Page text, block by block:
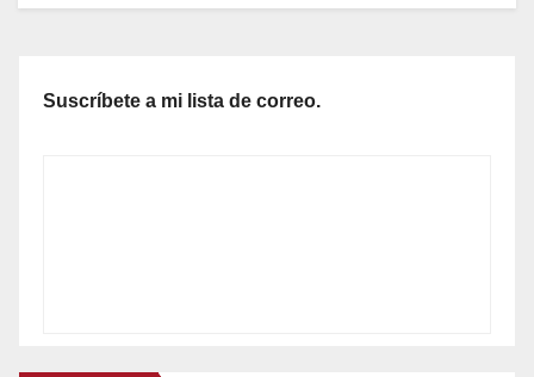
Suscríbete a mi lista de correo.